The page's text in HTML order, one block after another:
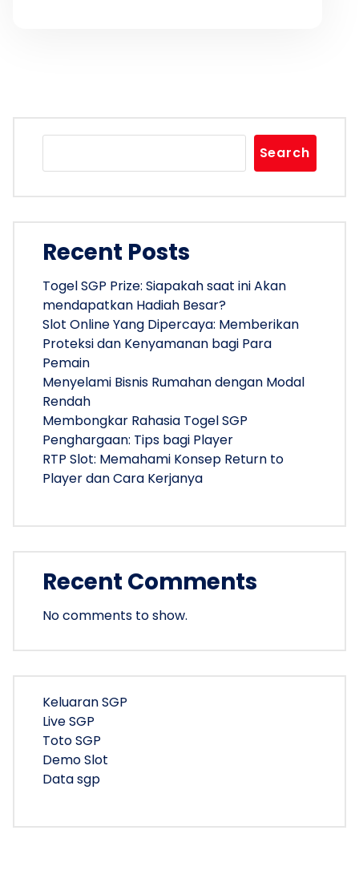
Search
Recent Posts
Togel SGP Prize: Siapakah saat ini Akan
mendapatkan Hadiah Besar?
Slot Online Yang Dipercaya: Memberikan
Proteksi dan Kenyamanan bagi Para
Pemain
Menyelami Bisnis Rumahan dengan Modal
Rendah
Membongkar Rahasia Togel SGP
Penghargaan: Tips bagi Player
RTP Slot: Memahami Konsep Return to
Player dan Cara Kerjanya
Recent Comments
No comments to show.
Keluaran SGP
Live SGP
Toto SGP
Demo Slot
Data sgp